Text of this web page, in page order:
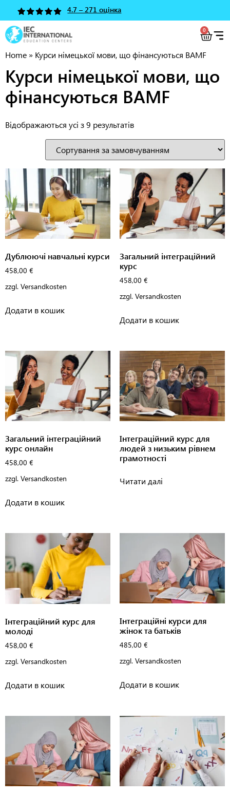
4.7 – 271 оцінка
0
Home » Курси німецької мови, що фінансуються BAMF
Курси німецької мови, що
фінансуються BAMF
Відображаються усі з 9 результатів
Дублюючі навчальні курси
458,00 €
zzgl. Versandkosten
Додати в кошик
Загальний інтеграційний
курс
458,00 €
zzgl. Versandkosten
Додати в кошик
Загальний інтеграційний
курс онлайн
458,00 €
zzgl. Versandkosten
Додати в кошик
Інтеграційний курс для
людей з низьким рівнем
грамотності
Читати далі
Інтеграційний курс для
молоді
458,00 €
zzgl. Versandkosten
Додати в кошик
Інтеграційні курси для
жінок та батьків
485,00 €
zzgl. Versandkosten
Додати в кошик